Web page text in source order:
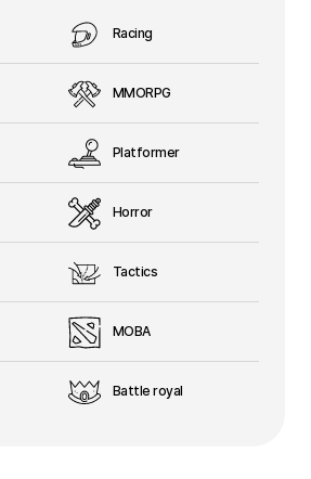
Racing
MMORPG
Platformer
Horror
Tactics
MOBA
Battle royal